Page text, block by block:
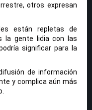
otros expresan
están repletas de
la gente lidia con las
significar para la
de información
y complica aún más